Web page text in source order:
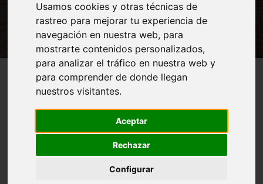
Usamos cookies y otras técnicas de
rastreo para mejorar tu experiencia de
navegación en nuestra web, para
mostrarte contenidos personalizados,
para analizar el tráfico en nuestra web y
para comprender de donde llegan
nuestros visitantes.
Aceptar
Rechazar
Configurar
HISTORIA
Región de Murcia Digital Historia Archivos
Colecciones de fotografías